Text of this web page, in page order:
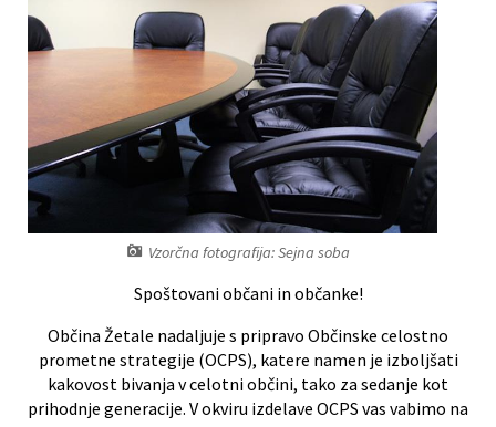
Vzorčna fotografija: Sejna soba
Spoštovani občani in občanke!
Občina Žetale nadaljuje s pripravo Občinske celostno
prometne strategije (OCPS), katere namen je izboljšati
kakovost bivanja v celotni občini, tako za sedanje kot
prihodnje generacije. V okviru izdelave OCPS vas vabimo na
Register predpisov
Varstvo osebnih podatkov
Katalog informacij javnega značaja
Grb in zastava občine